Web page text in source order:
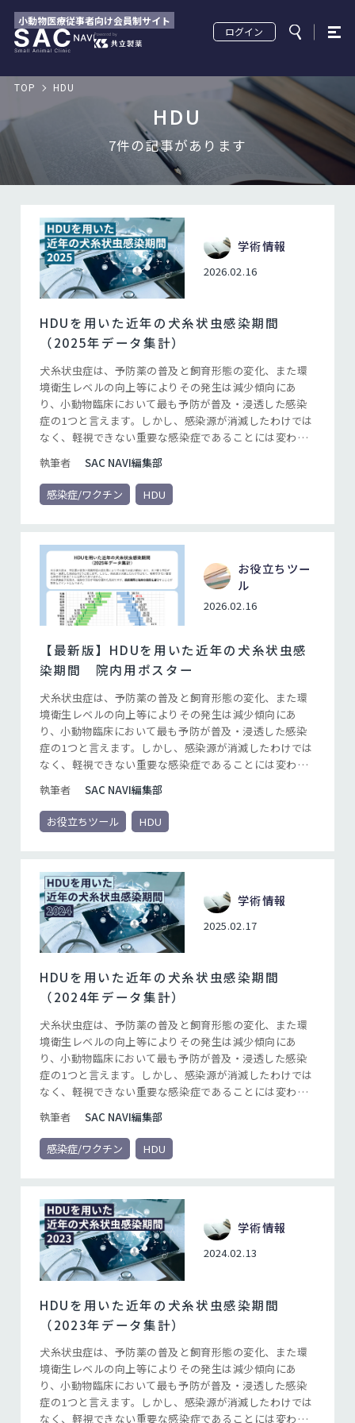
小動物医療従事者向け会員制サイト
ログイン
TOP HDU
HDU
7件の記事があります
学術情報
2026.02.16
HDUを用いた近年の犬糸状虫感染期間
（2025年データ集計）
犬糸状虫症は、予防薬の普及と飼育形態の変化、また環
境衛生レベルの向上等によりその発生は減少傾向にあ
り、小動物臨床において最も予防が普及・浸透した感染
症の1つと言えます。しかし、感染源が消滅したわけでは
なく、軽視できない重要な感染症であることには変わり
ありません。ミルベマイシン オキシムなどの犬糸状虫症
予防薬は、適切に投与すれば確実な予防が可能な優れた
薬剤です。その優れた効果を発揮させるためには文字通
り「適切に投与する」必要があり、投薬期間と確実な投
執筆者 SAC NAVI編集部
感染症/ワクチン HDU
お役立ちツー
ル
2026.02.16
【最新版】HDUを用いた近年の犬糸状虫感
染期間 院内用ポスター
犬糸状虫症は、予防薬の普及と飼育形態の変化、また環
境衛生レベルの向上等によりその発生は減少傾向にあ
り、小動物臨床において最も予防が普及・浸透した感染
症の1つと言えます。しかし、感染源が消滅したわけでは
なく、軽視できない重要な感染症であることには変わり
ありません。ミルベマイシン オキシムなどの犬糸状虫症
予防薬は、適切に投与すれば確実な予防が可能な優れた
薬剤です。その優れた効果を発揮させるためには文字通
り「適切に投与する」必要があり、投薬期間と確実な投
執筆者 SAC NAVI編集部
お役立ちツール HDU
学術情報
2025.02.17
HDUを用いた近年の犬糸状虫感染期間
（2024年データ集計）
犬糸状虫症は、予防薬の普及と飼育形態の変化、また環
境衛生レベルの向上等によりその発生は減少傾向にあ
り、小動物臨床において最も予防が普及・浸透した感染
症の1つと言えます。しかし、感染源が消滅したわけでは
なく、軽視できない重要な感染症であることには変わり
ありません。ミルベマイシン オキシムなどの犬糸状虫症
予防薬は、適切に投与すれば確実な予防が可能な優れた
薬剤です。その優れた効果を発揮させるためには文字通
り「適切に投与する」必要があり、投薬期間と確実な投
執筆者 SAC NAVI編集部
感染症/ワクチン HDU
学術情報
2024.02.13
HDUを用いた近年の犬糸状虫感染期間
（2023年データ集計）
犬糸状虫症は、予防薬の普及と飼育形態の変化、また環
境衛生レベルの向上等によりその発生は減少傾向にあ
り、小動物臨床において最も予防が普及・浸透した感染
症の1つと言えます。しかし、感染源が消滅したわけでは
なく、軽視できない重要な感染症であることには変わり